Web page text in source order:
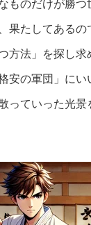
ものだけが勝つ
果たしてあるの
方法」を探し求
安の軍団」にい
っていった光景